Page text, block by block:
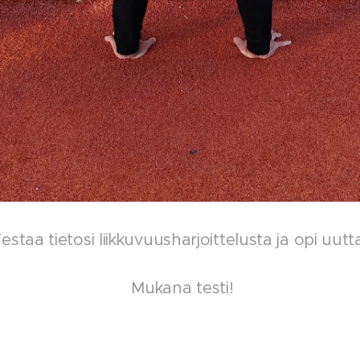
tietosi liikkuvuusharjoittelusta ja opi
Mukana testi!